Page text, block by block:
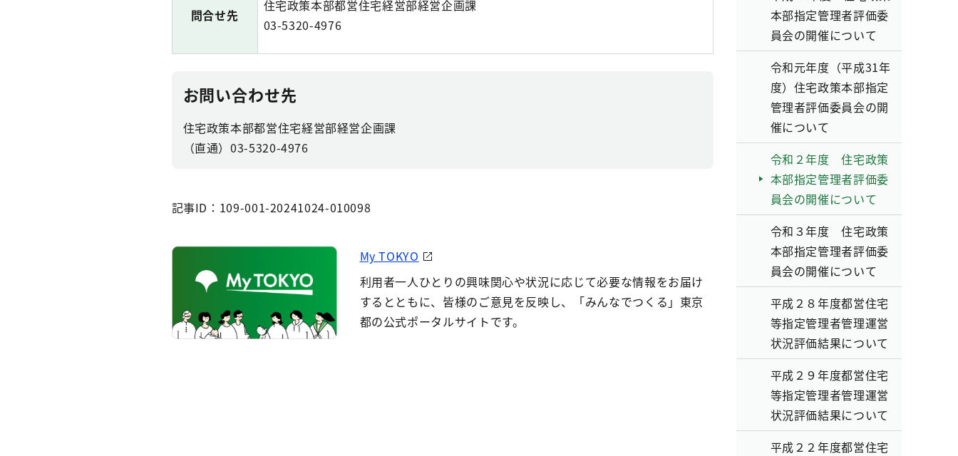
問合せ先
住宅政策本部都営住宅経営部経営企画課
03-5320-4976
お問い合わせ先
住宅政策本部都営住宅経営部経営企画課
（直通）03-5320-4976
記事ID：109-001-20241024-010098
My TOKYO
利用者一人ひとりの興味関心や状況に応じて必要な情報をお届け
するとともに、皆様のご意見を反映し、「みんなでつくる」東京
都の公式ポータルサイトです。
本部指定管理者評価委
員会の開催について
令和元年度（平成31年
度）住宅政策本部指定
管理者評価委員会の開
催について
令和２年度 住宅政策
本部指定管理者評価委
員会の開催について
令和３年度 住宅政策
本部指定管理者評価委
員会の開催について
平成２８年度都営住宅
等指定管理者管理運営
状況評価結果について
平成２９年度都営住宅
等指定管理者管理運営
状況評価結果について
平成２２年度都営住宅